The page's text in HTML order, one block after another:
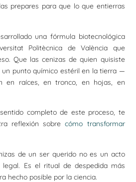
prepares para que lo que entierras
una fórmula biotecnológica
Politècnica de València que
Que las cenizas de quien quisiste
punto químico estéril en la tierra —
en raíces, en tronco, en hojas, en
completo de este proceso, te
reflexión sobrecómo transformar
de un ser querido no es un acto
Es el ritual de despedida más
hecho posible por la ciencia.